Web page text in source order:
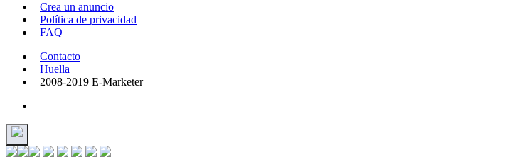
Crea un anuncio
Política de privacidad
FAQ
Contacto
Huella
2008-2019 E-Marketer